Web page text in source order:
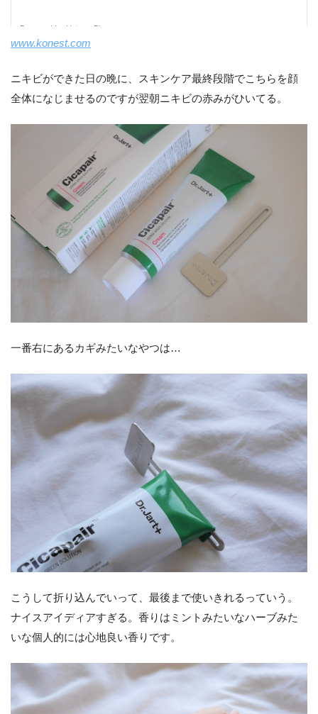
www.konest.com
ニキビができた日の晩に、スキンケア最終段階でこちらを顔
全体になじませるのですが翌朝ニキビの赤みがひいてる。
一番右にあるカギみたいなやつは…
こうして折り込んでいって、最後まで使いきれるっていう。
ナイスアイディアすぎる。香りはミントみたいなハーブみた
いな個人的には心地良い香りです。